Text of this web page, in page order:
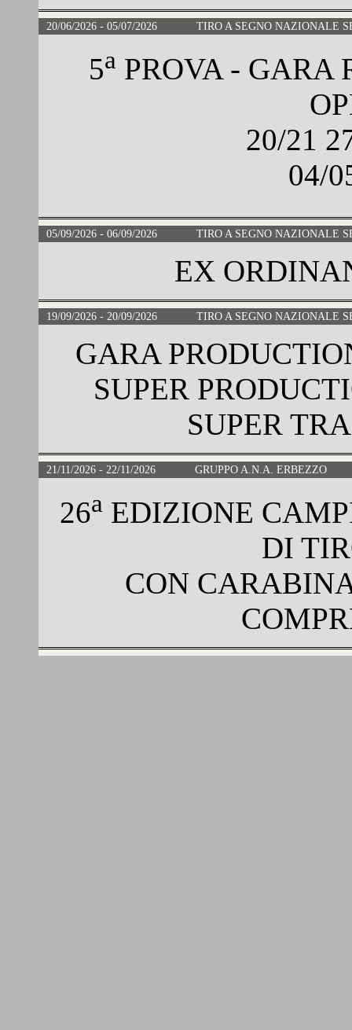
20/06/2026 - 05/07/2026 TIRO A SEGNO NAZIONALE
5a PROVA - GARA
20/21
04/
05/09/2026 - 06/09/2026 TIRO A SEGNO NAZIONALE
EX
19/09/2026 - 20/09/2026 TIRO A SEGNO NAZIONALE
GARA
SUPER
SUPER
21/11/2026 - 22/11/2026 GRUPPO A.N.A. ERBEZZO
26aEDIZIONE
DI
CON